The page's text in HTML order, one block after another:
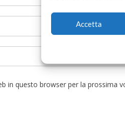
Accetta
in questo browser per la prossima